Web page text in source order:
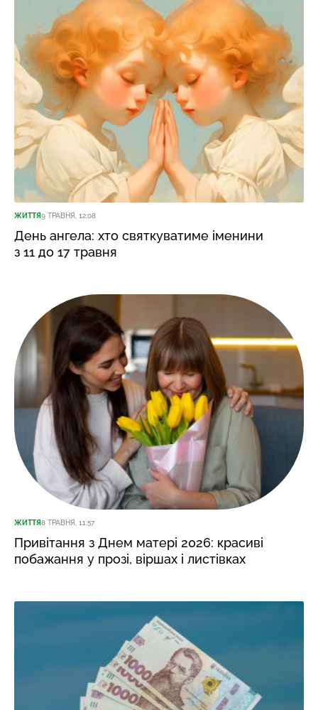
ЖИТТЯ9 ТРАВНЯ, 12:08
День ангела: хто святкуватиме іменини
з 11 до 17 травня
ЖИТТЯ8 ТРАВНЯ, 11:57
Привітання з Днем матері 2026: красиві
побажання у прозі, віршах і листівках